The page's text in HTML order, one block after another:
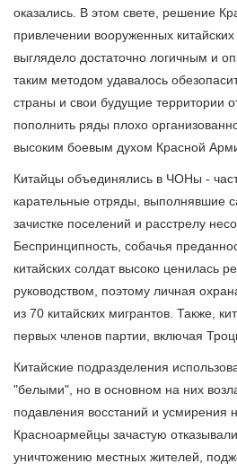
оказались. В этом свете, решение
привлечении вооруженных
выглядело достаточно логичным и
таким методом удавалось
страны и свои будущие территории
пополнить ряды плохо
высоким боевым духом Красной
Китайцы объединялись в ЧОНы -
карательные отряды, выполнявшие
зачистке поселений и расстрелу
Беспринципность, собачья
китайских солдат высоко ценилась
руководством, поэтому личная
из 70 китайских мигрантов. Также,
первых членов партии, включая
Китайские подразделения
"белыми", но в основном на них
подавления восстаний и усмирения
Красноармейцы зачастую
уничтожению местных жителей,